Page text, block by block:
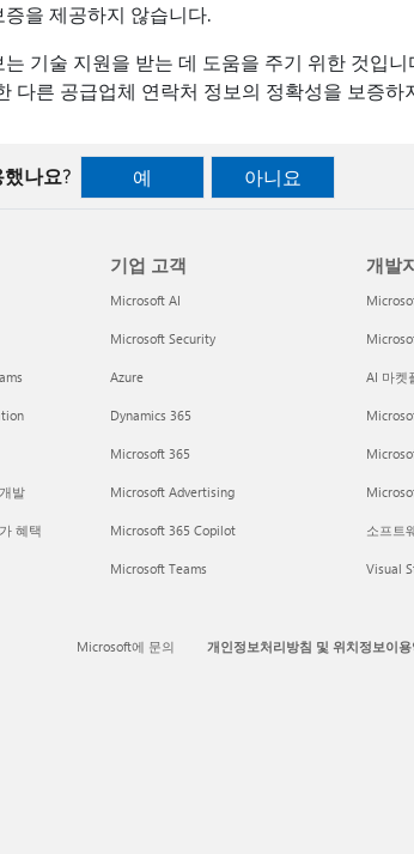
을 제공하지 않습니다.
기술 지원을 받는 데 도움을 주기 위한 것입니
다른 공급업체 연락처 정보의 정확성을 보증하
나요? 예 아니요
발
혜택
기업 고객
Microsoft AI
Microsoft Security
Azure
Dynamics 365
Microsoft 365
Microsoft Advertising
Microsoft 365 Copilot
Microsoft Teams
개발
AI 마켓
소프트
Visual
Microsoft에 문의 개인정보처리방침 및 위치정보이